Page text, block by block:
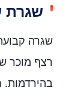
שגרת
שגרה
רצף מוכר
בהירדמות.